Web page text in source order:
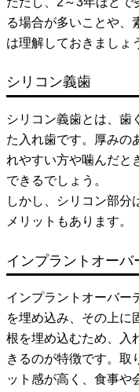
る場合が多いことや、
は理解しておきましょ
シリコン義歯
シリコン義歯とは、歯
た入れ歯です。厚みの
れやすい方や噛んだと
できるでしょう。
しかし、シリコン部分
メリットもあります。
インプラントオーバ
インプラントオーバー
を埋め込み、その上に
根を埋め込むため、入
きるのが特徴です。取
ット感が高く、食事や